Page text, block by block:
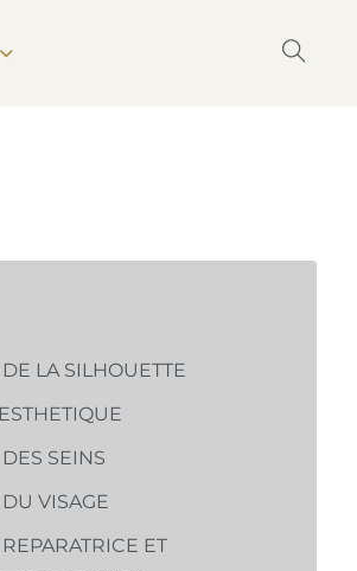
LA SILHOUETTE
SEINS
VISAGE
ET